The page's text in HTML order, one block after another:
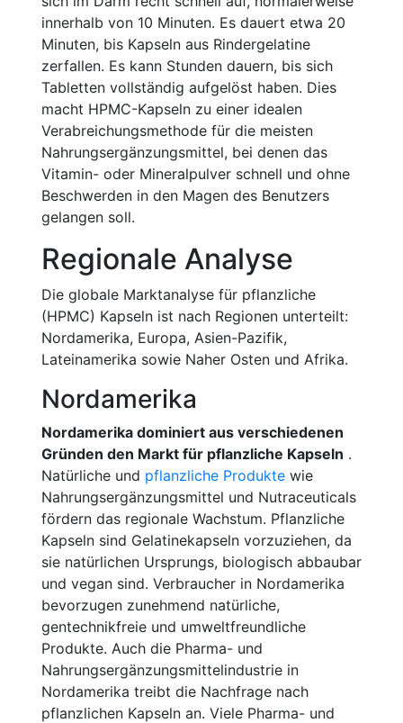
innerhalb von 10 Minuten. Es dauert etwa 20
Minuten, bis Kapseln aus Rindergelatine
zerfallen. Es kann Stunden dauern, bis sich
Tabletten vollständig aufgelöst haben. Dies
macht HPMC-Kapseln zu einer idealen
Verabreichungsmethode für die meisten
Nahrungsergänzungsmittel, bei denen das
Vitamin- oder Mineralpulver schnell und ohne
Beschwerden in den Magen des Benutzers
gelangen soll.
Regionale Analyse
Die globale Marktanalyse für pflanzliche
(HPMC) Kapseln ist nach Regionen unterteilt:
Nordamerika, Europa, Asien-Pazifik,
Lateinamerika sowie Naher Osten und Afrika.
Nordamerika
Nordamerika dominiert aus verschiedenen
Gründen den Markt für pflanzliche Kapseln .
Natürliche und pflanzliche Produkte wie
Nahrungsergänzungsmittel und Nutraceuticals
fördern das regionale Wachstum. Pflanzliche
Kapseln sind Gelatinekapseln vorzuziehen, da
sie natürlichen Ursprungs, biologisch abbaubar
und vegan sind. Verbraucher in Nordamerika
bevorzugen zunehmend natürliche,
gentechnikfreie und umweltfreundliche
Produkte. Auch die Pharma- und
Nahrungsergänzungsmittelindustrie in
Nordamerika treibt die Nachfrage nach
pflanzlichen Kapseln an. Viele Pharma- und